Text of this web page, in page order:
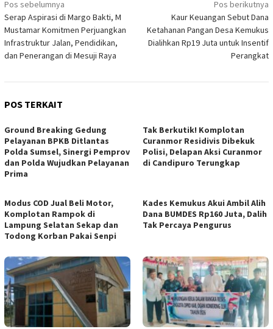
Navigasi
pos
Pos sebelumnya
Serap Aspirasi di Margo Bakti, M
Mustamar Komitmen Perjuangkan
Infrastruktur Jalan, Pendidikan,
dan Penerangan di Mesuji Raya
Pos berikutnya
Kaur Keuangan Sebut Dana
Ketahanan Pangan Desa Kemukus
Dialihkan Rp19 Juta untuk Insentif
Perangkat
POS TERKAIT
Ground Breaking Gedung
Pelayanan BPKB Ditlantas
Polda Sumsel, Sinergi Pemprov
dan Polda Wujudkan Pelayanan
Prima
Tak Berkutik! Komplotan
Curanmor Residivis Dibekuk
Polisi, Delapan Aksi Curanmor
di Candipuro Terungkap
Modus COD Jual Beli Motor,
Komplotan Rampok di
Lampung Selatan Sekap dan
Todong Korban Pakai Senpi
Kades Kemukus Akui Ambil Alih
Dana BUMDES Rp160 Juta, Dalih
Tak Percaya Pengurus